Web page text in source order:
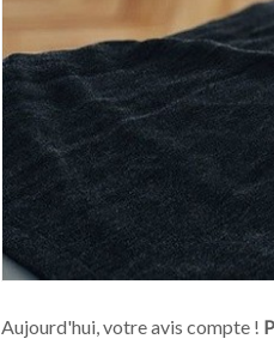
Aujourd'hui, votre avis compte !